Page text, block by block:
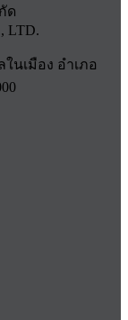
ด
LTD.
นเมือง อำเภอ